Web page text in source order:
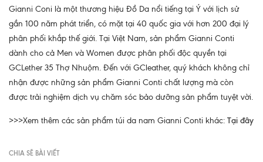
Gianni Coni là một thương hiệu Đồ Da nổi tiếng tại Ý với lịch sử
gần 100 năm phát triển, có mặt tại 40 quốc gia với hơn 200 đại lý
phân phối khắp thế giới. Tại Việt Nam, sản phẩm Gianni Conti
dành cho cả Men và Women được phân phối độc quyền tại
GCLether 35 Thợ Nhuộm. Đến với GCleather, quý khách không chỉ
nhận được những sản phẩm Gianni Conti chất lượng mà còn
được trải nghiệm dịch vụ chăm sóc bảo dưỡng sản phẩm tuyệt vời.
>>>Xem thêm các sản phẩm túi da nam Gianni Conti khác: Tại đây
CHIA SẼ BÀI VIẾT